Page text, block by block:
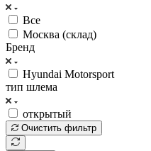
Все
Москва (склад)
Бренд
Hyundai Motorsport
тип шлема
открытый
Очистить фильтр